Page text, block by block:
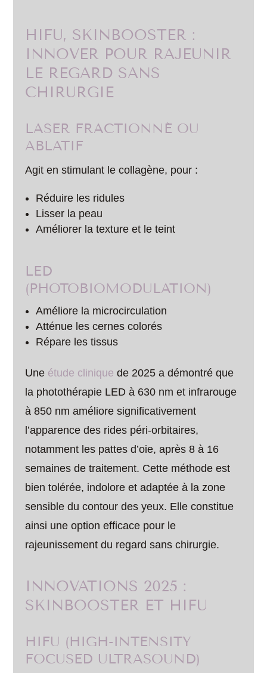
HIFU, SKINBOOSTER :
INNOVER POUR RAJEUNIR
LE REGARD SANS
CHIRURGIE
LASER FRACTIONNÉ OU
ABLATIF
Agit en stimulant le collagène, pour :
Réduire les ridules
Lisser la peau
Améliorer la texture et le teint
LED
(PHOTOBIOMODULATION)
Améliore la microcirculation
Atténue les cernes colorés
Répare les tissus
Une étude clinique de 2025 a démontré que
la photothérapie LED à 630 nm et infrarouge
à 850 nm améliore significativement
l’apparence des rides péri-orbitaires,
notamment les pattes d’oie, après 8 à 16
semaines de traitement. Cette méthode est
bien tolérée, indolore et adaptée à la zone
sensible du contour des yeux. Elle constitue
ainsi une option efficace pour le
rajeunissement du regard sans chirurgie.
INNOVATIONS 2025 :
SKINBOOSTER ET HIFU
HIFU (HIGH-INTENSITY
FOCUSED ULTRASOUND)